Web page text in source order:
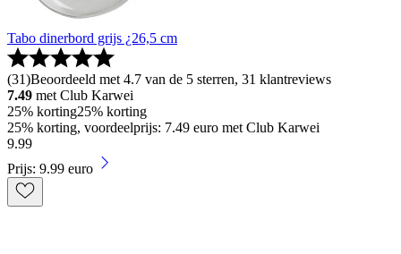
Tabo dinerbord grijs ¿26,5 cm
(31)Beoordeeld met 4.7 van de 5 sterren, 31 klantreviews
7.49 met Club Karwei
25% korting25% korting
25% korting, voordeelprijs: 7.49 euro met Club Karwei
9.99
Prijs: 9.99 euro